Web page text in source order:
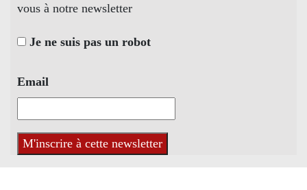
vous à notre newsletter
Je ne suis pas un robot
Email